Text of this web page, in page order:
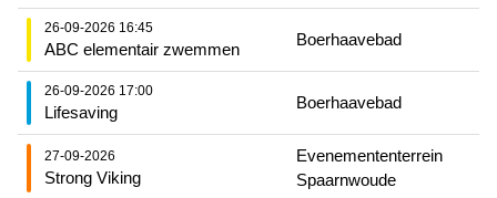
26-09-2026 16:45
ABC elementair zwemmen
Boerhaavebad
26-09-2026 17:00
Lifesaving
Boerhaavebad
27-09-2026
Strong Viking
Evenemententerrein
Spaarnwoude